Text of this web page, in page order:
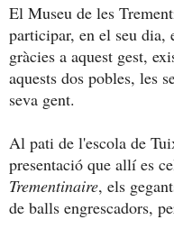
El Museu de les
participar, en el seu dia,
gràcies a aquest gest,
aquests dos pobles, les
seva gent.
Al pati de l'escola de
presentació que allí es
Trementinaire, els
de balls engrescadors,